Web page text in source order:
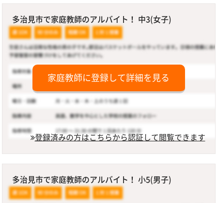
多治見市で家庭教師のアルバイト！ 中3(女子)
家庭教師に登録して詳細を見る
登録済みの方はこちらから認証して閲覧できます
多治見市で家庭教師のアルバイト！ 小5(男子)